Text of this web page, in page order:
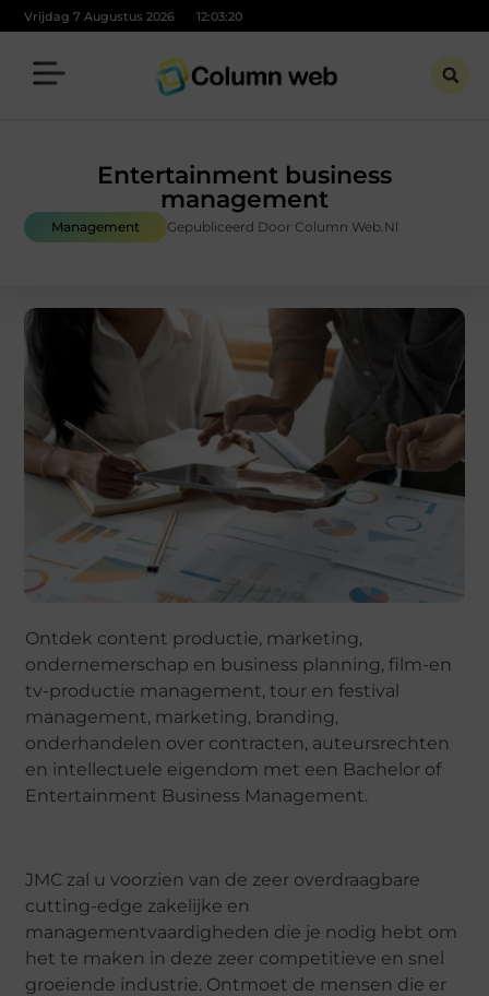
Vrijdag 7 Augustus 2026 12:03:21
Entertainment business
management
Management Gepubliceerd Door Column Web.nl
Ontdek content productie, marketing,
ondernemerschap en business planning, film-en
tv-productie management, tour en festival
management, marketing, branding,
onderhandelen over contracten, auteursrechten
en intellectuele eigendom met een Bachelor of
Entertainment Business Management.
JMC zal u voorzien van de zeer overdraagbare
cutting-edge zakelijke en
managementvaardigheden die je nodig hebt om
het te maken in deze zeer competitieve en snel
groeiende industrie. Ontmoet de mensen die er